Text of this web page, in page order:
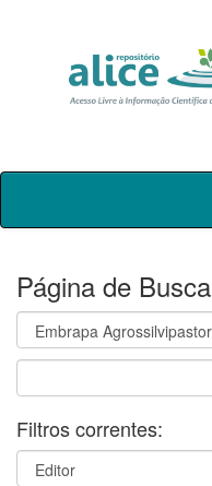
Skip
Página de Busca
Filtros correntes: